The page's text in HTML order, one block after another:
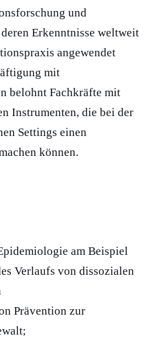
und
Erkenntnisse weltweit
angewendet
mit
belohnt Fachkräfte mit
Instrumenten, die bei der
Settings einen
können.
am Beispiel
Verlaufs von dissozialen
Prävention zur